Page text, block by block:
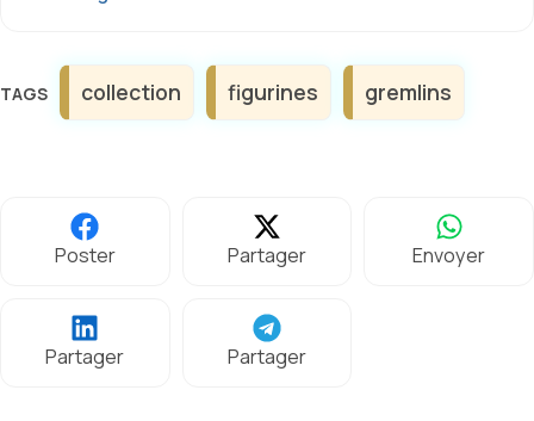
Étiquettes
collection figurines gremlins
Poster Partager Envoyer
Partager Partager